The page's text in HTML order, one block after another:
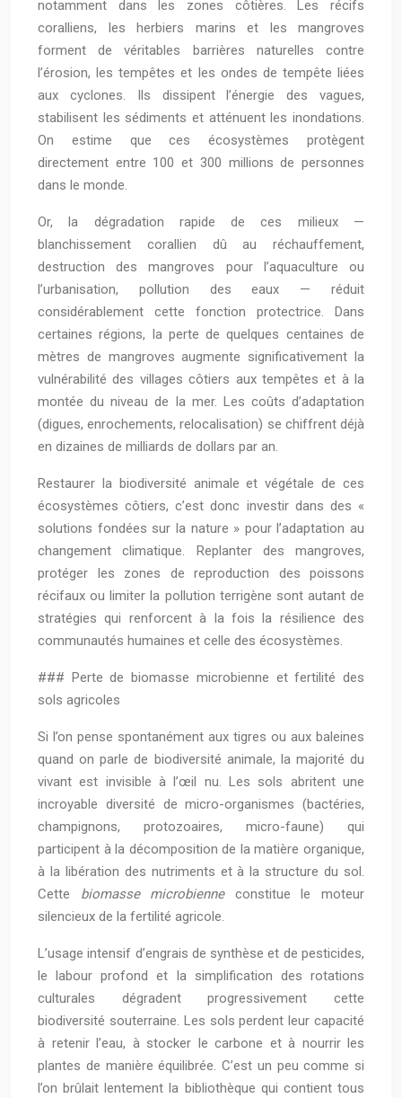
notamment dans les zones côtières. Les récifs
coralliens, les herbiers marins et les mangroves
forment de véritables barrières naturelles contre
l’érosion, les tempêtes et les ondes de tempête liées
aux cyclones. Ils dissipent l’énergie des vagues,
stabilisent les sédiments et atténuent les inondations.
On estime que ces écosystèmes protègent
directement entre 100 et 300 millions de personnes
dans le monde.
Or, la dégradation rapide de ces milieux —
blanchissement corallien dû au réchauffement,
destruction des mangroves pour l’aquaculture ou
l’urbanisation, pollution des eaux — réduit
considérablement cette fonction protectrice. Dans
certaines régions, la perte de quelques centaines de
mètres de mangroves augmente significativement la
vulnérabilité des villages côtiers aux tempêtes et à la
montée du niveau de la mer. Les coûts d’adaptation
(digues, enrochements, relocalisation) se chiffrent déjà
en dizaines de milliards de dollars par an.
Restaurer la biodiversité animale et végétale de ces
écosystèmes côtiers, c’est donc investir dans des «
solutions fondées sur la nature » pour l’adaptation au
changement climatique. Replanter des mangroves,
protéger les zones de reproduction des poissons
récifaux ou limiter la pollution terrigène sont autant de
stratégies qui renforcent à la fois la résilience des
communautés humaines et celle des écosystèmes.
### Perte de biomasse microbienne et fertilité des
sols agricoles
Si l’on pense spontanément aux tigres ou aux baleines
quand on parle de biodiversité animale, la majorité du
vivant est invisible à l’œil nu. Les sols abritent une
incroyable diversité de micro-organismes (bactéries,
champignons, protozoaires, micro-faune) qui
participent à la décomposition de la matière organique,
à la libération des nutriments et à la structure du sol.
Cette biomasse microbienneconstitue le moteur
silencieux de la fertilité agricole.
L’usage intensif d’engrais de synthèse et de pesticides,
le labour profond et la simplification des rotations
culturales dégradent progressivement cette
biodiversité souterraine. Les sols perdent leur capacité
à retenir l’eau, à stocker le carbone et à nourrir les
plantes de manière équilibrée. C’est un peu comme si
l’on brûlait lentement la bibliothèque qui contient tous